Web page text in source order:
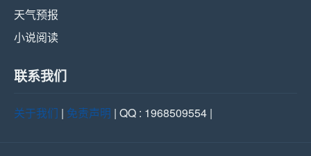
天气预报
小说阅读
联系我们
关于我们 | 免责声明 | QQ : 1968509554 |